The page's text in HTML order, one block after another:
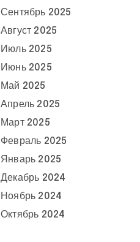
Сентябрь 2025
Август 2025
Июль 2025
Июнь 2025
Май 2025
Апрель 2025
Март 2025
Февраль 2025
Январь 2025
Декабрь 2024
Ноябрь 2024
Октябрь 2024